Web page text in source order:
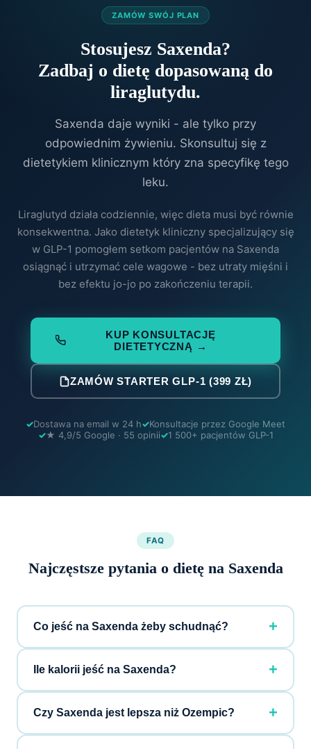
ZAMÓW SWÓJ PLAN
Stosujesz Saxenda?
Zadbaj o dietę dopasowaną do
liraglutydu.
Saxenda daje wyniki - ale tylko przy
odpowiednim żywieniu. Skonsultuj się z
dietetykiem klinicznym który zna specyfikę tego
leku.
Liraglutyd działa codziennie, więc dieta musi być równie
konsekwentna. Jako dietetyk kliniczny specjalizujący się
w GLP-1 pomogłem setkom pacjentów na Saxenda
osiągnąć i utrzymać cele wagowe - bez utraty mięśni i
bez efektu jo-jo po zakończeniu terapii.
KUP KONSULTACJĘ
DIETETYCZNĄ →
ZAMÓW STARTER GLP-1 (399 ZŁ)
Dostawa na email w 24 h
Konsultacje przez Google Meet
★ 4,9/5 Google · 55 opinii
1 500+ pacjentów GLP-1
FAQ
Najczęstsze pytania o dietę na Saxenda
Co jeść na Saxenda żeby schudnąć?
Ile kalorii jeść na Saxenda?
Czy Saxenda jest lepsza niż Ozempic?